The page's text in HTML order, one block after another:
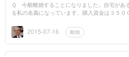
Ｑ 今般離婚することになりました。自宅があ
る私の名義になっています。購入資金は３５０
０００万円は私の...
2015-07-16 離婚